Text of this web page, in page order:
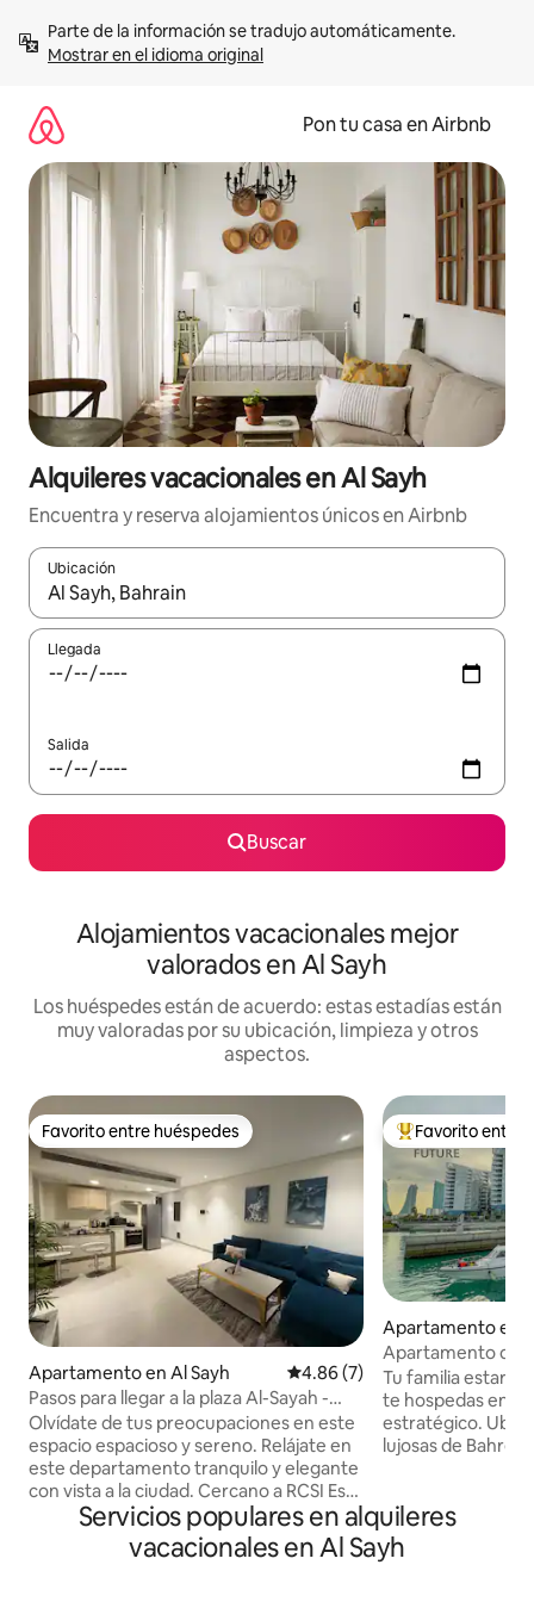
contenidoMostrar en el idioma original
Pon tu casa en Airbnb
Alquileres vacacionales en Al Sayh
Encuentra y reserva alojamientos únicos en Airbnb
Ubicación
Cuando los resultados estén disponibles, navega con las
Llegada
Salida
Buscar
Alojamientos vacacionales mejor
valorados en Al Sayh
Los huéspedes están de acuerdo: estas estadías están
muy valoradas por su ubicación, limpieza y otros
aspectos.
Favorito entre huéspedes
Favorito entre huéspedes
Apartamento en Al Sayh Calificación promedio: 4.86
4.86 (7)
Pasos para llegar a la plaza Al-Sayah -
Estancia cómoda FES132O
Olvídate de tus preocupaciones en este
espacio espacioso y sereno. Relájate en
este departamento tranquilo y elegante
con vista a la ciudad. Cercano a RCSI Esto
lo hace perfecto para explorar las
atracciones locales y los excelentes
restaurantes. *Características: * -
Favorito entre
Favorito entre
Apartamento en
Apartamento de
«Vista al Four
Tu familia estará
te hospedas en
estratégico.
lujosas de Bahréin Cerca de lugares
punto y un barco
complejo
Hay barcos de
Servicios populares en alquileres
vacacionales en Al Sayh